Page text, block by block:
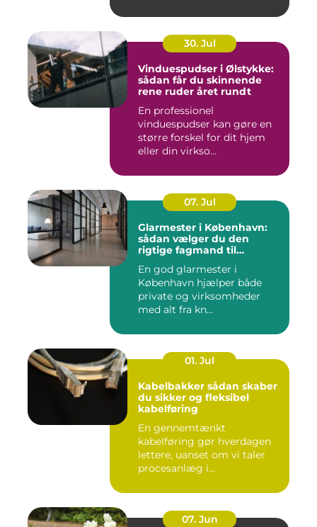
30. Jul
Vinduespudser i Ølstykke:
sådan får du skinnende
rene ruder året rundt
En professionel
vinduespudser kan gøre en
større forskel for dit hjem
eller din virkso...
07. Jul
Glarmester i København:
sådan vælger du den
rigtige fagmand til
En god glarmester i
København hjælper både
private og virksomheder
med alt fra kn...
01. Jul
Kabelbakker sådan skaber
du sikker og fleksibel
kabelføring
En gennemtænkt
kabelføring gør hverdagen
lettere, uanset om vi taler
procesanlæg i
07. Jun